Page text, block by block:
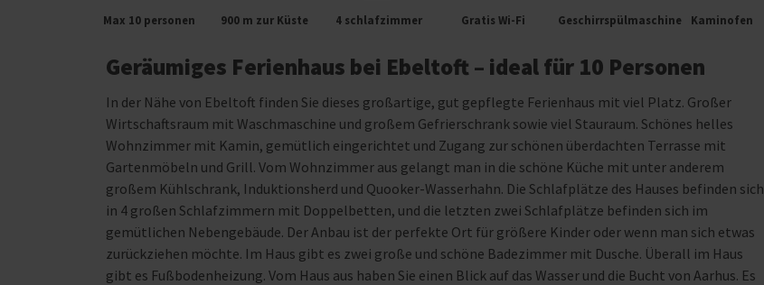
Max 10 personen 900 m zur Küste 4 schlafzimmer Gratis Wi-Fi Geschirrspülmaschine Kaminofen
Geräumiges Ferienhaus bei Ebeltoft – ideal für 10 Personen
In der Nähe von Ebeltoft finden Sie dieses großartige, gut gepflegte Ferienhaus mit viel Platz. Großer
Wirtschaftsraum mit Waschmaschine und großem Gefrierschrank sowie viel Stauraum. Schönes helles
Wohnzimmer mit Kamin, gemütlich eingerichtet und Zugang zur schönen überdachten Terrasse mit
Gartenmöbeln und Grill. Vom Wohnzimmer aus gelangt man in die schöne Küche mit unter anderem
großem Kühlschrank, Induktionsherd und Quooker-Wasserhahn. Die Schlafplätze des Hauses befinden sich
in 4 großen Schlafzimmern mit Doppelbetten, und die letzten zwei Schlafplätze befinden sich im
gemütlichen Nebengebäude. Der Anbau ist der perfekte Ort für größere Kinder oder wenn man sich etwas
zurückziehen möchte. Im Haus gibt es zwei große und schöne Badezimmer mit Dusche. Überall im Haus
gibt es Fußbodenheizung. Vom Haus aus haben Sie einen Blick auf das Wasser und die Bucht von Aarhus. Es